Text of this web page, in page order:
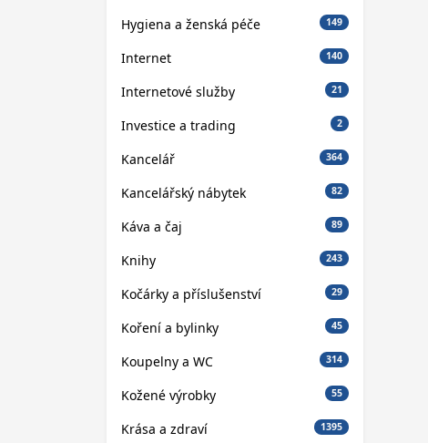
Hygiena a ženská péče 149
Internet 140
Internetové služby 21
Investice a trading 2
Kancelář 364
Kancelářský nábytek 82
Káva a čaj 89
Knihy 243
Kočárky a příslušenství 29
Koření a bylinky 45
Koupelny a WC 314
Kožené výrobky 55
Krása a zdraví 1395